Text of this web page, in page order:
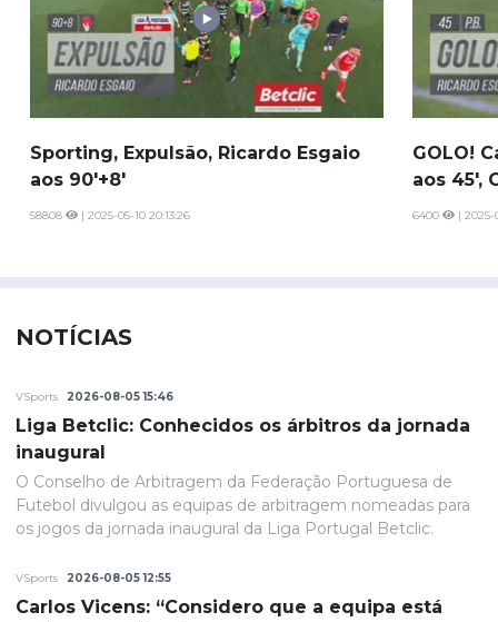
Sporting, Expulsão, Ricardo Esgaio
aos 90'+8'
58808 | 2025-05-10 20:13:26
GOLO!
aos 45',
6400 | 2025-
NOTÍCIAS
VSports 2026-08-05 15:46
Liga Betclic: Conhecidos os árbitros da jornada
inaugural
O Conselho de Arbitragem da Federação Portuguesa de
Futebol divulgou as equipas de arbitragem nomeadas para
os jogos da jornada inaugural da Liga Portugal Betclic.
VSports 2026-08-05 12:55
Carlos Vicens: “Considero que a equipa está